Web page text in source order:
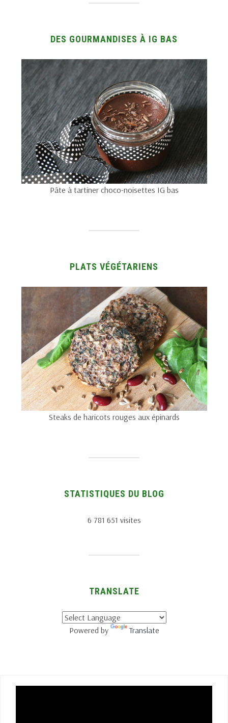
DES GOURMANDISES À IG BAS
Pâte à tartiner choco-noisettes IG bas
PLATS VÉGÉTARIENS
Steaks de haricots rouges aux épinards
STATISTIQUES DU BLOG
6 781 651 visites
TRANSLATE
Powered by Translate